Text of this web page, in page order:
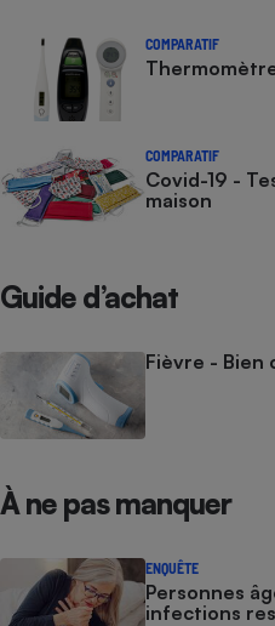
COMPARATIF
COMPARATIF
Covid-19 -
maison
Guide d’achat
Fièvre - Bien
À ne pas manquer
ENQUÊTE
Personnes
infections